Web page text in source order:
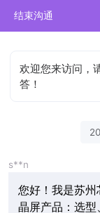
结束沟通
欢迎您来访问，
答！
s**n
您好！我是苏
晶屏产品：选